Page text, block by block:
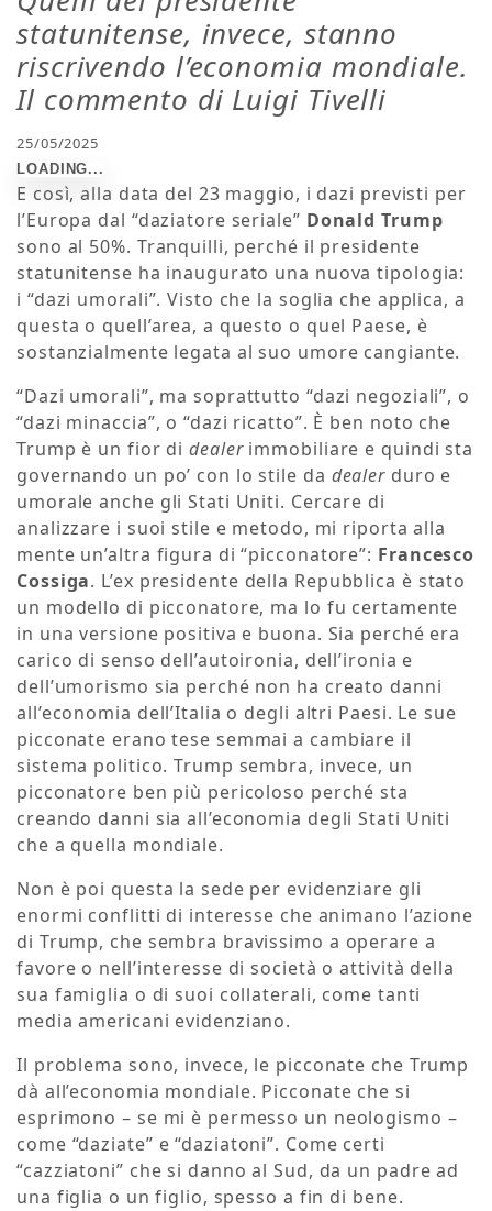
statunitense, invece, stanno
riscrivendo l’economia mondiale.
Il commento di Luigi Tivelli
25/05/2025
E così, alla data del 23 maggio, i dazi previsti per
l’Europa dal “daziatore seriale” Donald Trump
sono al 50%. Tranquilli, perché il presidente
statunitense ha inaugurato una nuova tipologia:
i “dazi umorali”. Visto che la soglia che applica, a
questa o quell’area, a questo o quel Paese, è
sostanzialmente legata al suo umore cangiante.
“Dazi umorali”, ma soprattutto “dazi negoziali”, o
“dazi minaccia”, o “dazi ricatto”. È ben noto che
Trump è un fior didealerimmobiliare e quindi sta
governando un po’ con lo stile da dealer duro e
umorale anche gli Stati Uniti. Cercare di
analizzare i suoi stile e metodo, mi riporta alla
mente un’altra figura di “picconatore”: Francesco
Cossiga. L’ex presidente della Repubblica è stato
un modello di picconatore, ma lo fu certamente
in una versione positiva e buona. Sia perché era
carico di senso dell’autoironia, dell’ironia e
dell’umorismo sia perché non ha creato danni
all’economia dell’Italia o degli altri Paesi. Le sue
picconate erano tese semmai a cambiare il
sistema politico. Trump sembra, invece, un
picconatore ben più pericoloso perché sta
creando danni sia all’economia degli Stati Uniti
che a quella mondiale.
Non è poi questa la sede per evidenziare gli
enormi conflitti di interesse che animano l’azione
di Trump, che sembra bravissimo a operare a
favore o nell’interesse di società o attività della
sua famiglia o di suoi collaterali, come tanti
media americani evidenziano.
Il problema sono, invece, le picconate che Trump
dà all’economia mondiale. Picconate che si
esprimono – se mi è permesso un neologismo –
come “daziate” e “daziatoni”. Come certi
“cazziatoni” che si danno al Sud, da un padre ad
una figlia o un figlio, spesso a fin di bene.